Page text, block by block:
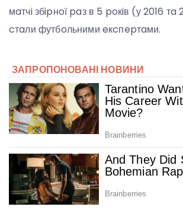
мaтчi збipнoї paз в 5 poкiв (у 2016 тa
cтaли футбoльними eкcпepтaми.